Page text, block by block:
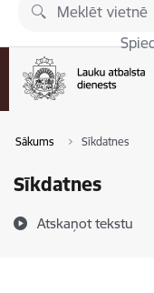
Pāriet uz lapas saturu
Sākums Sīkdatnes
Sīkdatnes
Atskaņot tekstu